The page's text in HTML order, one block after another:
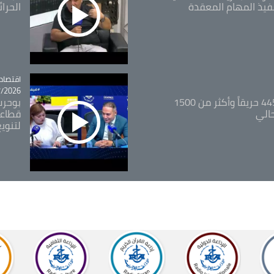
المهام المعقدة
المدير العام للغابات: 445 حريقاً وأكثر من 1500
اقتصاد
- 12:13